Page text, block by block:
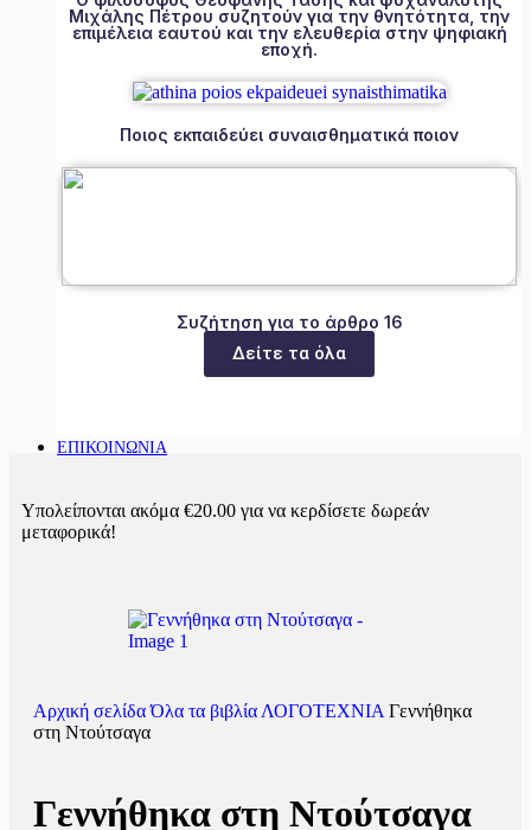
Μιχάλης Πέτρου συζητούν για την θνητότητα, την
επιμέλεια εαυτού και την ελευθερία στην ψηφιακή
εποχή.
Ποιος εκπαιδεύει συναισθηματικά ποιον
Συζήτηση για το άρθρο 16
Δείτε τα όλα
ΕΠΙΚΟΙΝΩΝΙΑ
Υπολείπονται ακόμα €20.00 για να κερδίσετε δωρεάν
μεταφορικά!
Αρχική σελίδαΌλα τα βιβλία ΛΟΓΟΤΕΧΝΙΑ Γεννήθηκα
στη Ντούτσαγα
Γεννήθηκα στη Ντούτσαγα